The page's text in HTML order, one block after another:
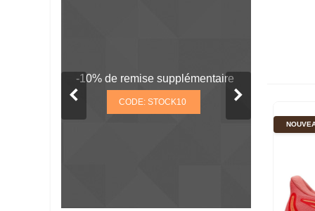
-10% de remise supplémentaire
CODE: STOCK10